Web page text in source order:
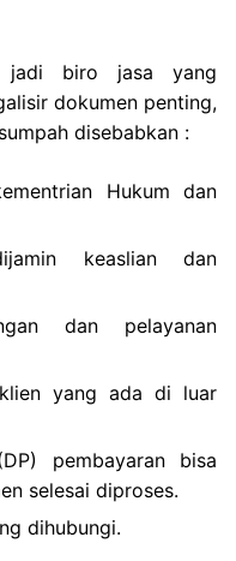
jadi biro jasa yang
dokumen penting,
disebabkan :
Hukum dan
keaslian dan
dan pelayanan
yang ada di luar
pembayaran bisa
selesai diproses.
dihubungi.